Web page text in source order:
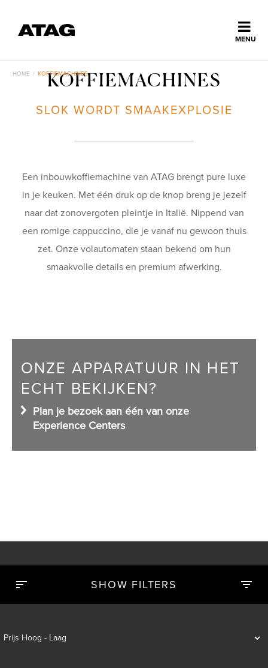
MENU
Ontdek ATAG
Inspiratie
Service
HOME / KOFFIEMACHINES
KOFFIEMACHINES
SLOK WORDT SMAAKEXPLOSIE
Een inbouwkoffiemachine van ATAG brengt pure luxe
in je keuken. Met één druk op de knop breng je jezelf
naar dat zonovergoten pleintje in Italië. Nippend van
een romige cappuccino, die je vanaf nu gewoon thuis
zet. Onze volautomaten staan bekend om hun
smaakvolle details en premium afwerking.
ONZE APPARATUUR IN HET
ECHT BEKIJKEN?
Plan je bezoek aan één van onze
Experience Centers
SHOW FILTERS